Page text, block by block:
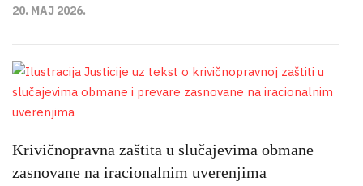
20. MAJ 2026.
Krivičnopravna zaštita u slučajevima obmane
zasnovane na iracionalnim uverenjima